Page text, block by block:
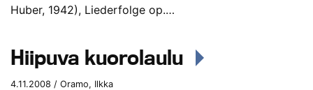
Huber, 1942), Liederfolge op.…
Hiipuva kuorolaulu
4.11.2008 / Oramo, Ilkka